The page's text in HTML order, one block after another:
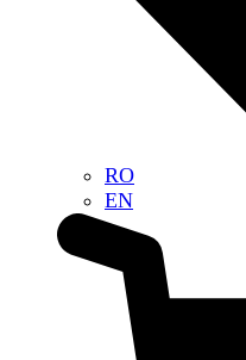
RO
EN